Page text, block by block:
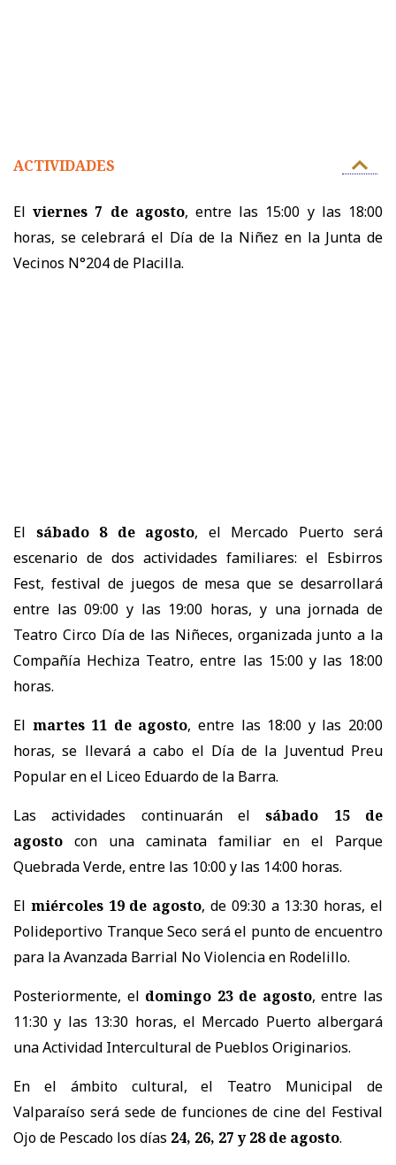
ACTIVIDADES
El viernes 7 de agosto, entre las 15:00 y las 18:00
horas, se celebrará el Día de la Niñez en la Junta de
Vecinos N°204 de Placilla.
El sábado 8 de agosto, el Mercado Puerto será
escenario de dos actividades familiares: el Esbirros
Fest, festival de juegos de mesa que se desarrollará
entre las 09:00 y las 19:00 horas, y una jornada de
Teatro Circo Día de las Niñeces, organizada junto a la
Compañía Hechiza Teatro, entre las 15:00 y las 18:00
horas.
El martes 11 de agosto, entre las 18:00 y las 20:00
horas, se llevará a cabo el Día de la Juventud Preu
Popular en el Liceo Eduardo de la Barra.
Las actividades continuarán el
sábado 15 de
agosto con una caminata familiar en el Parque
Quebrada Verde, entre las 10:00 y las 14:00 horas.
El miércoles 19 de agosto, de 09:30 a 13:30 horas, el
Polideportivo Tranque Seco será el punto de encuentro
para la Avanzada Barrial No Violencia en Rodelillo.
Posteriormente, el domingo 23 de agosto, entre las
11:30 y las 13:30 horas, el Mercado Puerto albergará
una Actividad Intercultural de Pueblos Originarios.
En el ámbito cultural, el Teatro Municipal de
Valparaíso será sede de funciones de cine del Festival
Ojo de Pescado los días 24, 26, 27 y 28 de agosto.